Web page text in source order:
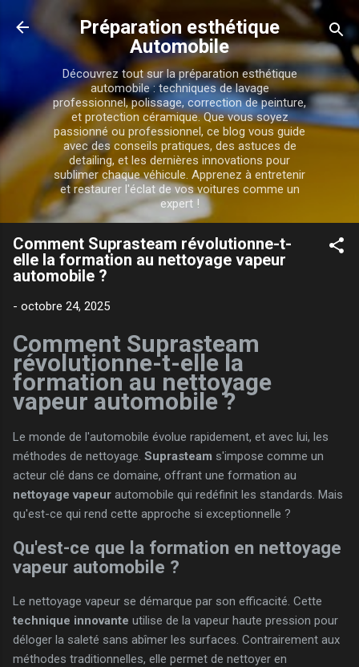
Accéder au contenu principal
Préparation esthétique
Automobile
Découvrez tout sur la préparation esthétique
automobile : techniques de lavage
professionnel, polissage, correction de peinture,
et protection céramique. Que vous soyez
passionné ou professionnel, ce blog vous guide
avec des conseils pratiques, des astuces de
detailing, et les dernières innovations pour
sublimer chaque véhicule. Apprenez à entretenir
et restaurer l'éclat de vos voitures comme un
expert !
Comment Suprasteam révolutionne-t-
elle la formation au nettoyage vapeur
automobile ?
- octobre 24, 2025
Comment Suprasteam
révolutionne-t-elle la
formation au nettoyage
vapeur automobile ?
Le monde de l'automobile évolue rapidement, et avec lui, les
méthodes de nettoyage. Suprasteam s'impose comme un
acteur clé dans ce domaine, offrant une formation au
nettoyage vapeur automobile qui redéfinit les standards. Mais
qu'est-ce qui rend cette approche si exceptionnelle ?
Qu'est-ce que la formation en nettoyage
vapeur automobile ?
Le nettoyage vapeur se démarque par son efficacité. Cette
technique innovante utilise de la vapeur haute pression pour
déloger la saleté sans abîmer les surfaces. Contrairement aux
méthodes traditionnelles, elle permet de nettoyer en